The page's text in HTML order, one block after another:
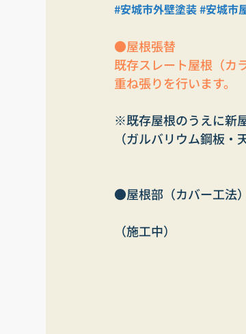
#安城市外壁塗装#安城市
●屋根張替
既存スレート屋根（カ
重ね張りを行います。
※既存屋根のうえに新
（ガルバリウム鋼板・
●屋根部（カバー工法）
（施工中）